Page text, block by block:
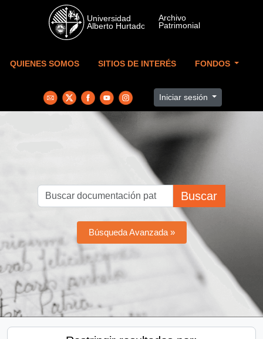
Skip to main content
QUIENES SOMOS SITIOS DE INTERÉS FONDOS
Iniciar sesión
Buscar
Búsqueda Avanzada »